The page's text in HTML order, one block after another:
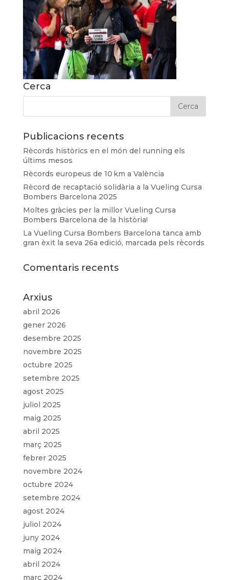
Cerca
Publicacions recents
Rècords històrics en el món del running els
últims mesos
Rècords europeus de 10 km a València
Rècord de recaptació solidària a la Vueling Cursa
Bombers Barcelona 2025
Moltes gràcies per la millor Vueling Cursa
Bombers Barcelona de la història!
La Vueling Cursa Bombers Barcelona tanca amb
gran èxit la seva 26a edició, marcada pels rècords
Comentaris recents
Arxius
abril 2026
gener 2026
desembre 2025
novembre 2025
octubre 2025
setembre 2025
agost 2025
juliol 2025
maig 2025
abril 2025
març 2025
febrer 2025
novembre 2024
octubre 2024
setembre 2024
agost 2024
juliol 2024
juny 2024
maig 2024
abril 2024
març 2024